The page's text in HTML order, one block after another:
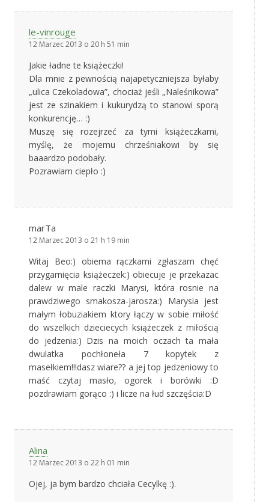
le-vinrouge
12 Marzec 2013 o 20 h 51 min
Jakie ładne te książeczki!
Dla mnie z pewnością najapetyczniejsza byłaby
„ulica Czekoladowa”, chociaż jeśli „Naleśnikowa”
jest ze szinakiem i kukurydzą to stanowi sporą
konkurencję… :)
Muszę się rozejrzeć za tymi książeczkami,
myślę, że mojemu chrześniakowi by się
baaardzo podobały.
Pozrawiam ciepło :)
marTa
12 Marzec 2013 o 21 h 19 min
Witaj Beo:) obiema rączkami zgłaszam chęć
przygarnięcia książeczek:) obiecuje je przekazac
dalew w male raczki Marysi, która rosnie na
prawdziwego smakosza-jarosza:) Marysia jest
małym łobuziakiem ktory łączy w sobie miłość
do wszelkich dzieciecych książeczek z miłością
do jedzenia:) Dzis na moich oczach ta mała
dwulatka pochłoneła 7 kopytek z
masełkiem!!!dasz wiare?? a jej top jedzeniowy to
maść czytaj masło, ogorek i borówki :D
pozdrawiam gorąco :) i licze na łud szczęścia:D
Alina
12 Marzec 2013 o 22 h 01 min
Ojej, ja bym bardzo chciała Cecylkę :).